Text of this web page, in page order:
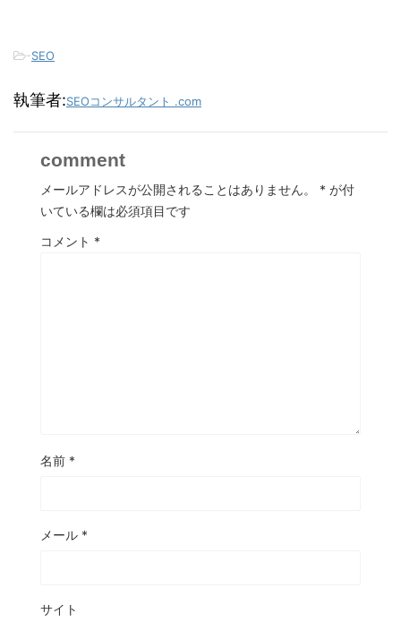
-SEO
執筆者:SEOコンサルタント .com
comment
メールアドレスが公開されることはありません。 * が付
いている欄は必須項目です
コメント *
名前 *
メール *
サイト